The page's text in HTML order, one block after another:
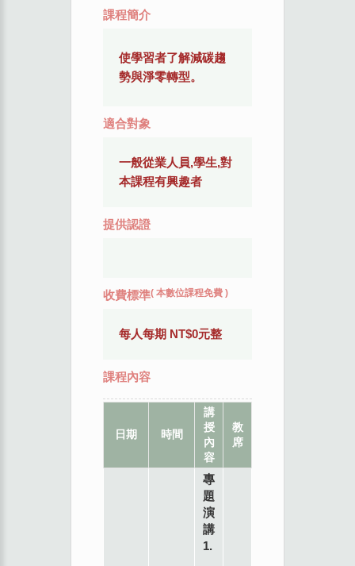
課程簡介
使學習者了解減碳趨
勢與淨零轉型。
適合對象
一般從業人員,學生,對
本課程有興趣者
提供認證
收費標準( 本數位課程免費 )
每人每期 NT$0元整
課程內容
日期 時間
講
授
內
容
教
席
專
題
演
講
1.